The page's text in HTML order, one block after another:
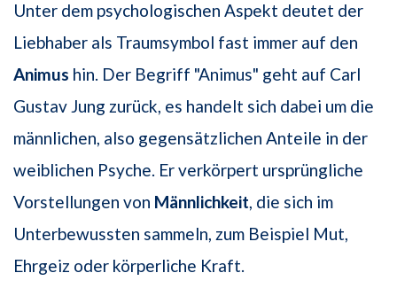
Unter dem psychologischen Aspekt deutet der
Liebhaber als Traumsymbol fast immer auf den
Animus hin. Der Begriff "Animus" geht auf Carl
Gustav Jung zurück, es handelt sich dabei um die
männlichen, also gegensätzlichen Anteile in der
weiblichen Psyche. Er verkörpert ursprüngliche
Vorstellungen von Männlichkeit , die sich im
Unterbewussten sammeln, zum Beispiel Mut,
Ehrgeiz oder körperliche Kraft.